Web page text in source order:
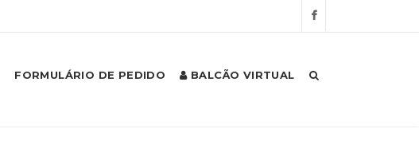
FORMULÁRIO DE PEDIDO BALCÃO VIRTUAL